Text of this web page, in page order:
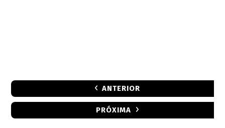
ANTERIOR
PRÓXIMA